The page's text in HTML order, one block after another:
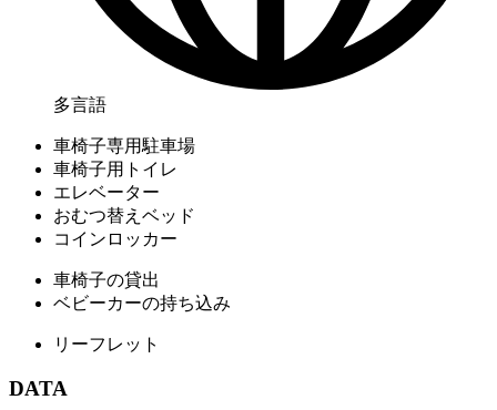
多言語
車椅子専用駐車場
車椅子用トイレ
エレベーター
おむつ替えベッド
コインロッカー
車椅子の貸出
ベビーカーの持ち込み
リーフレット
DATA